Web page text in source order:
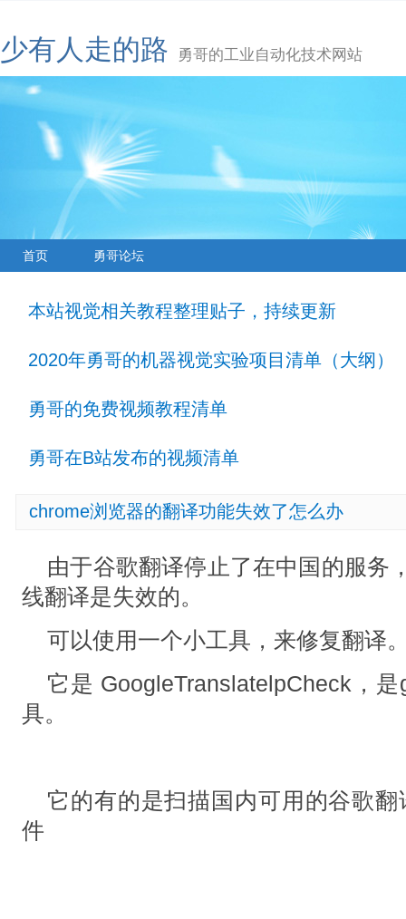
少有人走的路 勇哥的工业自动化技术网站
首页 勇哥论坛
本站视觉相关教程整理贴子，持续更新
2020年勇哥的机器视觉实验项目清单（大纲）
勇哥的免费视频教程清单
勇哥在B站发布的视频清单
chrome浏览器的翻译功能失效了怎么办
由于谷歌翻译停止了在中国的服务
线翻译是失效的。
可以使用一个小工具，来修复翻译
它是 GoogleTranslatelpCheck，
具。
它的有的是扫描国内可用的谷歌
件